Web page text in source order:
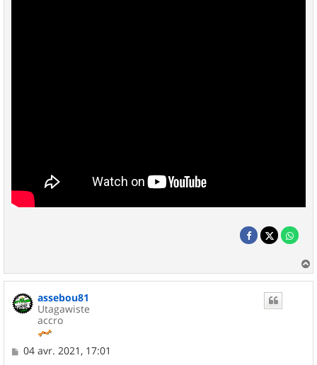
a
assebou81
Utagawiste
accro
M
04 avr. 2021, 17:01